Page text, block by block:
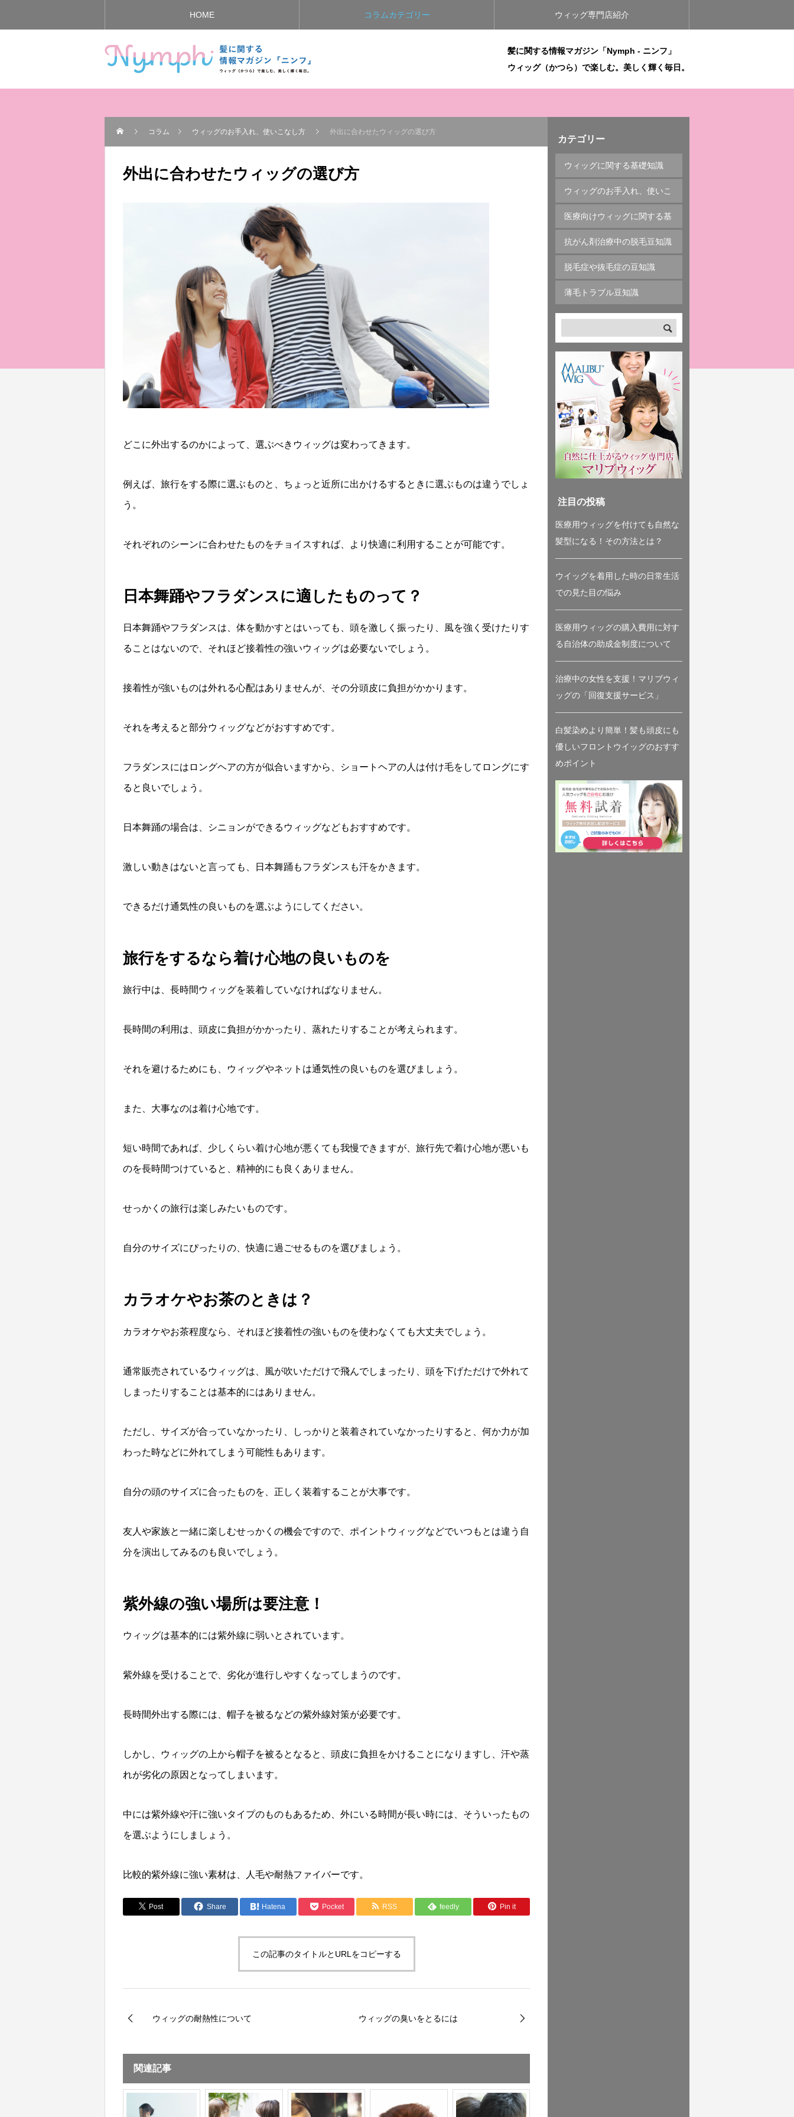
HOME コラムカテゴリー ウィッグ専門店紹介
髪に関する情報マガジン「Nymph - ニンフ」
ウィッグ（かつら）で楽しむ。美しく輝く毎日。
コラム ウィッグのお手入れ、使いこなし方 外出に合わせたウィッグの選び方
外出に合わせたウィッグの選び方
どこに外出するのかによって、選ぶべきウィッグは変わってきます。
例えば、旅行をする際に選ぶものと、ちょっと近所に出かけるするときに選ぶものは違うでしょ
う。
それぞれのシーンに合わせたものをチョイスすれば、より快適に利用することが可能です。
日本舞踊やフラダンスに適したものって？
日本舞踊やフラダンスは、体を動かすとはいっても、頭を激しく振ったり、風を強く受けたりす
ることはないので、それほど接着性の強いウィッグは必要ないでしょう。
接着性が強いものは外れる心配はありませんが、その分頭皮に負担がかかります。
それを考えると部分ウィッグなどがおすすめです。
フラダンスにはロングヘアの方が似合いますから、ショートヘアの人は付け毛をしてロングにす
ると良いでしょう。
日本舞踊の場合は、シニョンができるウィッグなどもおすすめです。
激しい動きはないと言っても、日本舞踊もフラダンスも汗をかきます。
できるだけ通気性の良いものを選ぶようにしてください。
旅行をするなら着け心地の良いものを
旅行中は、長時間ウィッグを装着していなければなりません。
長時間の利用は、頭皮に負担がかかったり、蒸れたりすることが考えられます。
それを避けるためにも、ウィッグやネットは通気性の良いものを選びましょう。
また、大事なのは着け心地です。
短い時間であれば、少しくらい着け心地が悪くても我慢できますが、旅行先で着け心地が悪いも
のを長時間つけていると、精神的にも良くありません。
せっかくの旅行は楽しみたいものです。
自分のサイズにぴったりの、快適に過ごせるものを選びましょう。
カラオケやお茶のときは？
カラオケやお茶程度なら、それほど接着性の強いものを使わなくても大丈夫でしょう。
通常販売されているウィッグは、風が吹いただけで飛んでしまったり、頭を下げただけで外れて
しまったりすることは基本的にはありません。
ただし、サイズが合っていなかったり、しっかりと装着されていなかったりすると、何か力が加
わった時などに外れてしまう可能性もあります。
自分の頭のサイズに合ったものを、正しく装着することが大事です。
友人や家族と一緒に楽しむせっかくの機会ですので、ポイントウィッグなどでいつもとは違う自
分を演出してみるのも良いでしょう。
紫外線の強い場所は要注意！
ウィッグは基本的には紫外線に弱いとされています。
紫外線を受けることで、劣化が進行しやすくなってしまうのです。
長時間外出する際には、帽子を被るなどの紫外線対策が必要です。
しかし、ウィッグの上から帽子を被るとなると、頭皮に負担をかけることになりますし、汗や蒸
れが劣化の原因となってしまいます。
中には紫外線や汗に強いタイプのものもあるため、外にいる時間が長い時には、そういったもの
を選ぶようにしましょう。
比較的紫外線に強い素材は、人毛や耐熱ファイバーです。
Post Share Hatena Pocket RSS feedly Pin it
この記事のタイトルとURLをコピーする
ウィッグの耐熱性について ウィッグの臭いをとるには
関連記事
カテゴリー
ウィッグに関する基礎知識
ウィッグのお手入れ、使いこ
なし方
医療向けウィッグに関する基
本的な知識
抗がん剤治療中の脱毛豆知識
脱毛症や抜毛症の豆知識
薄毛トラブル豆知識
注目の投稿
医療用ウィッグを付けても自然な
髪型になる！その方法とは？
ウイッグを着用した時の日常生活
での見た目の悩み
医療用ウィッグの購入費用に対す
る自治体の助成金制度について
治療中の女性を支援！マリブウィ
ッグの「回復支援サービス」
白髪染めより簡単！髪も頭皮にも
優しいフロントウイッグのおすす
めポイント